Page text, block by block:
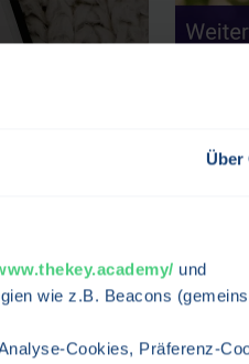
Über
und
wie z.B. Beacons
Cookies, Präferenz-
dein Mindset